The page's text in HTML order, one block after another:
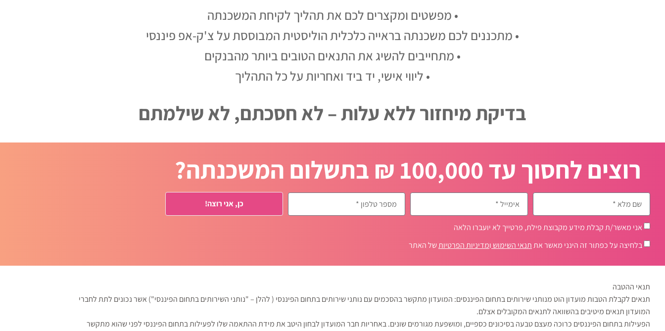
• מפשטים ומקצרים לכם את תהליך לקיחת המשכנתה
• מתכננים לכם משכנתה בראייה כלכלית הוליסטית המבוססת על צ'ק-אפ פיננסי
• מתחייבים להשיג את התנאים הטובים ביותר מהבנקים
• ליווי אישי, יד ביד ואחריות על כל התהליך
בדיקת מיחזור ללא עלות – לא חסכתם, לא שילמתם
רוצים לחסוך עד 100,000 ₪ בתשלום המשכנתה?
אני מאשר/ת קבלת מידע מקבוצת פילת, פרטייך לא יועברו הלאה
בלחיצה על כפתור זה הינני מאשר אתתנאי השימושומדיניות הפרטיותשל האתר
כן, אני רוצה!
תנאי ההטבה
תנאים לקבלת הטבות מועדון הוט מנותני שירותים בתחום הפיננסים: המועדון מתקשר בהסכמים עם נותני שירותים בתחום הפיננסי ( להלן – "נותני השירותים בתחום הפיננסי") אשר נכונים לתת לחברי
המועדון תנאים מיטיבים בהשוואה לתנאים המקובלים אצלם.
הפעילות בתחום הפיננסים כרוכה מעצם טבעה בסיכונים כספיים, ומושפעת מגורמים שונים. באחריות חבר המועדון לבחון היטב את מידת ההתאמה שלו לפעילות בתחום הפיננסי לפני שהוא מתקשר